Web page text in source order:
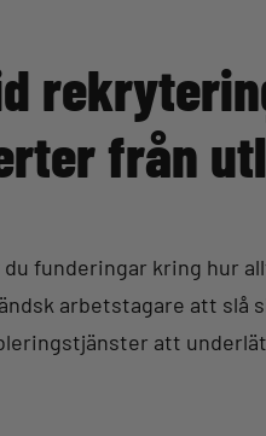
från
funderingar kring hur
arbetstagare att slå
att